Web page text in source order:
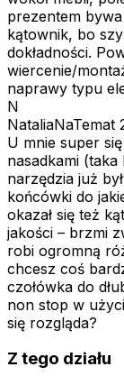
prezentem
kątownik, bo
dokładności.
wiercenie/
naprawy typu
N
NataliaNaTemat
U mnie super
nasadkami
narzędzia już
końcówki do
okazał się też
jakości – brzmi
robi ogromną
chcesz coś
czołówka do
non stop w
się rozgląda?
Z tego działu